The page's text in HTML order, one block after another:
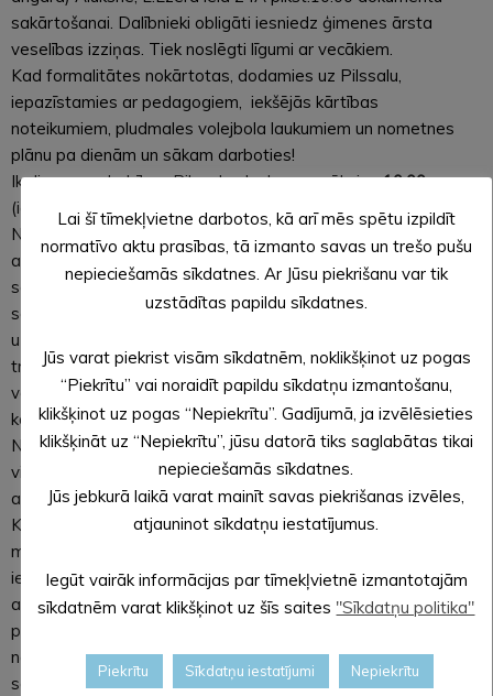
sakārtošanai. Dalībnieki obligāti iesniedz ģimenes ārsta
veselības izziņas. Tiek noslēgti līgumi ar vecākiem.
Kad formalitātes nokārtotas, dodamies uz Pilssalu,
iepazīstamies ar pedagogiem, iekšējās kārtības
noteikumiem, pludmales volejbola laukumiem un nometnes
plānu pa dienām un sākam darboties!
Ik dienas nodarbības Pilssalas laukumos sāksies10.00
(ierašanās no 9.30) un ilgs līdz apmēram 17.00 – 18.00
Nometnes gaitā plānots apgūt un pilnveidot aizraujošas,
atraktīvas spēles – pludmales volejbola pamatus, katrs pēc
savām spējām lēnām virzoties no vienkāršākā uz sarežģīto,
sākot ar servi, apakšējo un augšējo piespēli, beidzot pat ar
uzbrukuma taktiku. To visu apgūsiet ļooooti profesionāla
trenera – Ingunas Minusas vadībā (trenere pati ir
vairākkārtēja Latvijas čempione)! Trenerei asistēs un ar jums
kopā būs arī treneri Aivars Baumanis un Elīna Timofejeva.
Neatstāsim novārtā arī fiziskās īpašības – ik dienas veiksim
vingrinājumus ātruma, spēka, izturības un veiklības
attīstīšanai. Tāpat pievērsīsimies arī izziņai un atpūtai.
Katru dienu paredzētas sātīgas pusdienas plkst. 13.00 , tad
maza atpūta un turpināsim sportot! Nometnes beigās
iecerētas nelielas treniņsacensības, kur varēs likt lietā
apgūtās prasmes! 22.jūnijā Pilssalas laukumos notiks
pludmales volejbola sacensības “Katrīnas kauss”, tādēļ
nometnes dalībniekiem būs iespēja piedalīties arī nopietnu
sacensību sagatavošanas procesā.
Lai šī tīmekļvietne darbotos, kā arī mēs spētu izpildīt
normatīvo aktu prasības, tā izmanto savas un trešo pušu
nepieciešamās sīkdatnes. Ar Jūsu piekrišanu var tik
uzstādītas papildu sīkdatnes.
Jūs varat piekrist visām sīkdatnēm, noklikšķinot uz pogas
“Piekrītu” vai noraidīt papildu sīkdatņu izmantošanu,
klikšķinot uz pogas “Nepiekrītu”. Gadījumā, ja izvēlēsieties
klikšķināt uz “Nepiekrītu”, jūsu datorā tiks saglabātas tikai
nepieciešamās sīkdatnes.
Jūs jebkurā laikā varat mainīt savas piekrišanas izvēles,
atjauninot sīkdatņu iestatījumus.
Iegūt vairāk informācijas par tīmekļvietnē izmantotajām
sīkdatnēm varat klikšķinot uz šīs saites "Sīkdatņu politika"
Piekrītu Sīkdatņu iestatījumi Nepiekrītu